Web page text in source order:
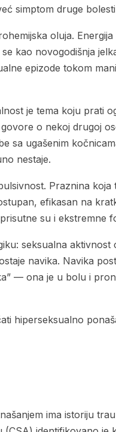
simptom druge
oluja.
kao novogodišnja
epizode tokom
o nekoj drugoj
sa ugašenim
nestaje.
Praznina koja
efikasan na
su i ekstremne
seksualna
navika. Navika
— ona je u bolu i
hiperseksualno